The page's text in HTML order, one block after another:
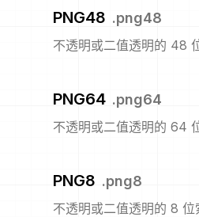
PNG48 .png48
不透明或二值透明的 48
PNG64 .png64
不透明或二值透明的 64
PNG8 .png8
不透明或二值透明的 8 位